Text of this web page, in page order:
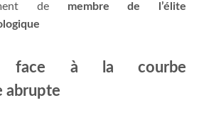
de membre de l’élite
face à la courbe
abrupte